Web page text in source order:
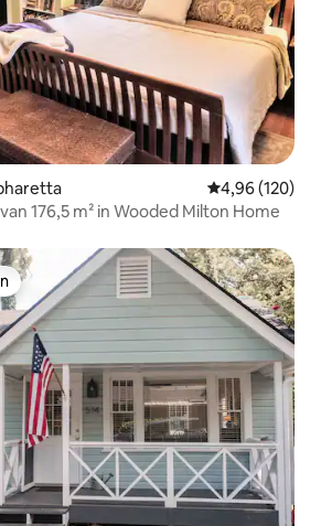
Gemiddelde
4,96 (120)
176,5 m² in Wooded Milton Home